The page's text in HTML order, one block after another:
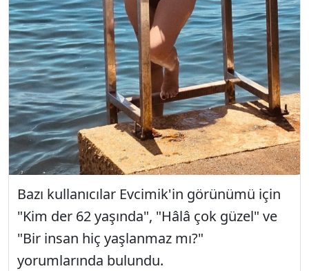
Bazı kullanıcılar Evcimik'in görünümü için
"Kim der 62 yaşında", "Hâlâ çok güzel" ve
"Bir insan hiç yaşlanmaz mı?"
yorumlarında bulundu.